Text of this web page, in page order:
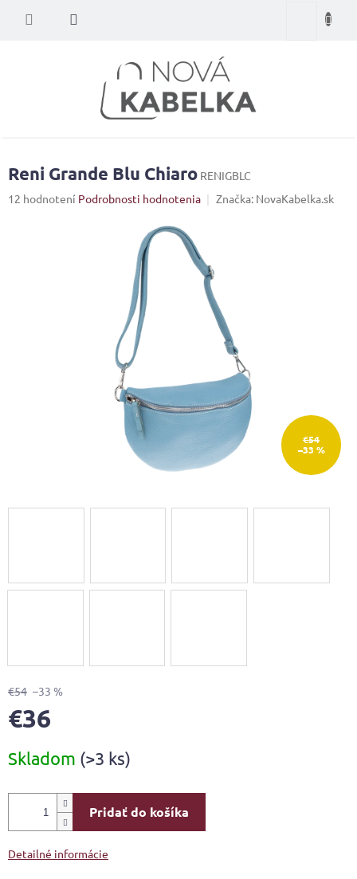
Nákupný
Reni Grande Blu Chiaro RENIGBLC
Priemerné
12 hodnotení Podrobnosti hodnotenia Značka: NovaKabelka.sk
€54
–33 %
€54 –33 %
€36
cena:
Skladom (>3 ks)
Pridať do košíka
Detailné informácie